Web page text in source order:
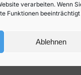
verarbeiten. Wenn
Funktionen
Ablehnen